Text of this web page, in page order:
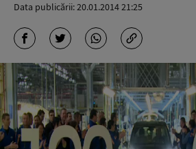
Data publicării:20.01.2014 21:25